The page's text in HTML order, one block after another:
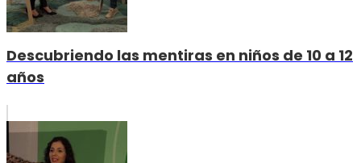
Descubriendo las mentiras en niños de 10 a 12
años